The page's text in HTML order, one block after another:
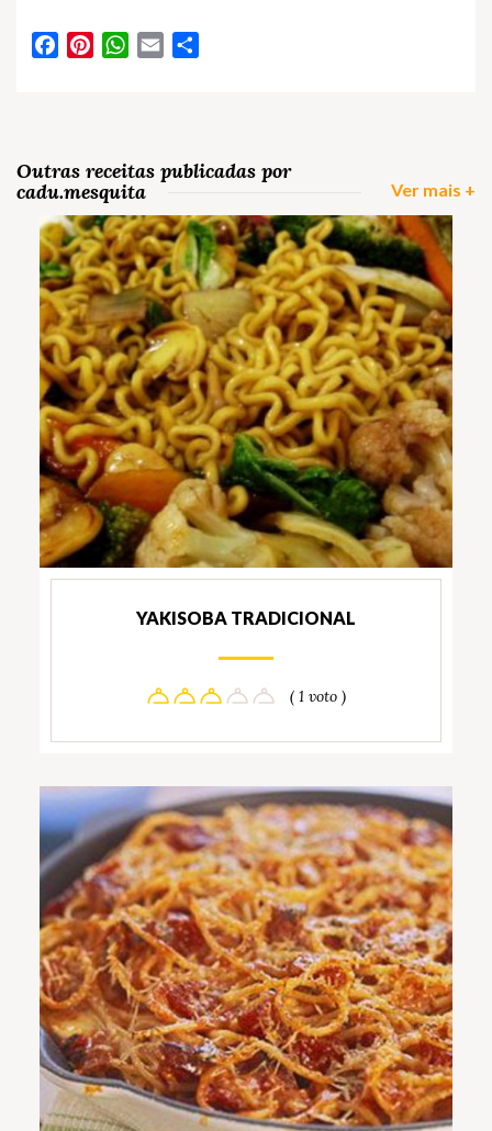
FacebookPinterestWhatsApp
Email
Outras receitas publicadas por
cadu.mesquita
Ver mais +
YAKISOBA TRADICIONAL
( 1 voto )